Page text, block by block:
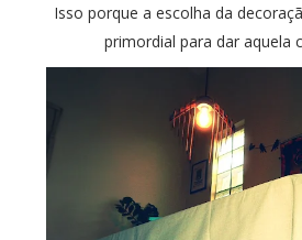
Isso porque a escolha da
primordial para dar aquela